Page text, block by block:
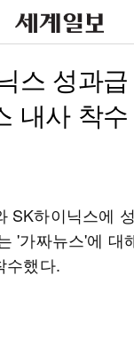
스 성과
내사 착수
SK하이닉스에
'가짜뉴스'에 대
수했다.